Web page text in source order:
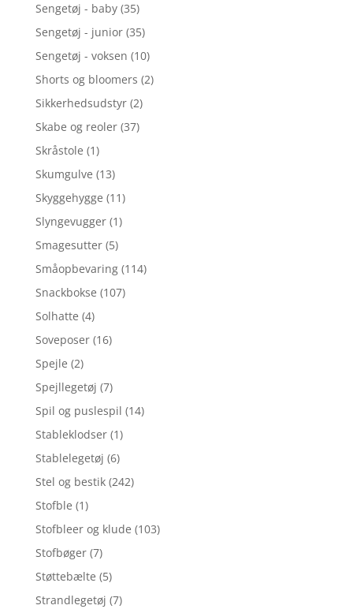
Sengetøj - baby (35)
Sengetøj - junior (35)
Sengetøj - voksen (10)
Shorts og bloomers (2)
Sikkerhedsudstyr (2)
Skabe og reoler (37)
Skråstole (1)
Skumgulve (13)
Skyggehygge (11)
Slyngevugger (1)
Smagesutter (5)
Småopbevaring (114)
Snackbokse (107)
Solhatte (4)
Soveposer (16)
Spejle (2)
Spejllegetøj (7)
Spil og puslespil (14)
Stableklodser (1)
Stablelegetøj (6)
Stel og bestik (242)
Stofble (1)
Stofbleer og klude (103)
Stofbøger (7)
Støttebælte (5)
Strandlegetøj (7)